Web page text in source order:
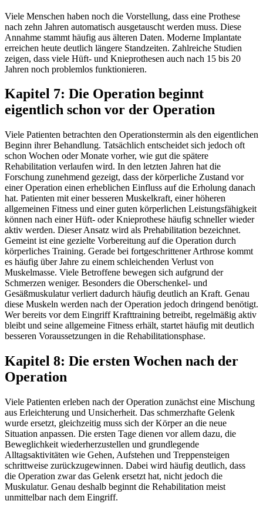
Viele Menschen haben noch die Vorstellung, dass eine Prothese
nach zehn Jahren automatisch ausgetauscht werden muss. Diese
Annahme stammt häufig aus älteren Daten. Moderne Implantate
erreichen heute deutlich längere Standzeiten. Zahlreiche Studien
zeigen, dass viele Hüft- und Knieprothesen auch nach 15 bis 20
Jahren noch problemlos funktionieren.
Kapitel 7: Die Operation beginnt
eigentlich schon vor der Operation
Viele Patienten betrachten den Operationstermin als den eigentlichen
Beginn ihrer Behandlung. Tatsächlich entscheidet sich jedoch oft
schon Wochen oder Monate vorher, wie gut die spätere
Rehabilitation verlaufen wird. In den letzten Jahren hat die
Forschung zunehmend gezeigt, dass der körperliche Zustand vor
einer Operation einen erheblichen Einfluss auf die Erholung danach
hat. Patienten mit einer besseren Muskelkraft, einer höheren
allgemeinen Fitness und einer guten körperlichen Leistungsfähigkeit
können nach einer Hüft- oder Knieprothese häufig schneller wieder
aktiv werden. Dieser Ansatz wird als Prehabilitation bezeichnet.
Gemeint ist eine gezielte Vorbereitung auf die Operation durch
körperliches Training. Gerade bei fortgeschrittener Arthrose kommt
es häufig über Jahre zu einem schleichenden Verlust von
Muskelmasse. Viele Betroffene bewegen sich aufgrund der
Schmerzen weniger. Besonders die Oberschenkel- und
Gesäßmuskulatur verliert dadurch häufig deutlich an Kraft. Genau
diese Muskeln werden nach der Operation jedoch dringend benötigt.
Wer bereits vor dem Eingriff Krafttraining betreibt, regelmäßig aktiv
bleibt und seine allgemeine Fitness erhält, startet häufig mit deutlich
besseren Voraussetzungen in die Rehabilitationsphase.
Kapitel 8: Die ersten Wochen nach der
Operation
Viele Patienten erleben nach der Operation zunächst eine Mischung
aus Erleichterung und Unsicherheit. Das schmerzhafte Gelenk
wurde ersetzt, gleichzeitig muss sich der Körper an die neue
Situation anpassen. Die ersten Tage dienen vor allem dazu, die
Beweglichkeit wiederherzustellen und grundlegende
Alltagsaktivitäten wie Gehen, Aufstehen und Treppensteigen
schrittweise zurückzugewinnen. Dabei wird häufig deutlich, dass
die Operation zwar das Gelenk ersetzt hat, nicht jedoch die
Muskulatur. Genau deshalb beginnt die Rehabilitation meist
unmittelbar nach dem Eingriff.